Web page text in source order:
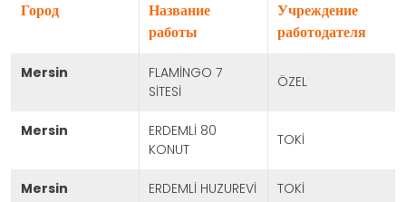
город
Название
работы
Учреждение
работодателя
mersin
FLAMİNGO 7
SİTESİ
ÖZEL
mersin
ERDEMLİ 80
KONUT
TOKİ
mersin ERDEMLİ HUZUREVİ TOKİ